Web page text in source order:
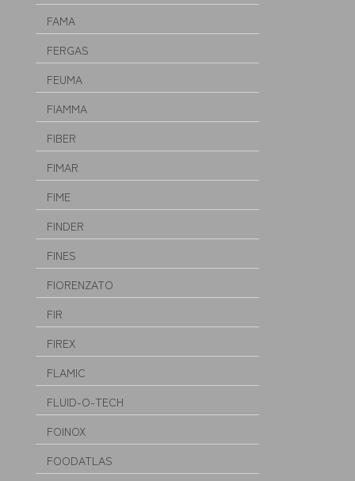
FAMA
FERGAS
FEUMA
FIAMMA
FIBER
FIMAR
FIME
FINDER
FINES
FIORENZATO
FIR
FIREX
FLAMIC
FLUID-O-TECH
FOINOX
FOODATLAS